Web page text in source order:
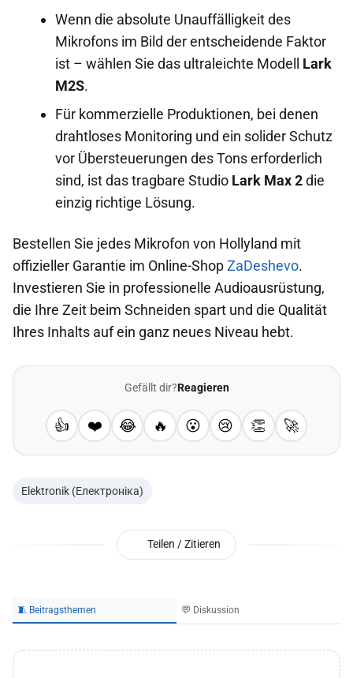
Wenn die absolute Unauffälligkeit des
Mikrofons im Bild der entscheidende Faktor
ist – wählen Sie das ultraleichte Modell Lark
M2S.
Für kommerzielle Produktionen, bei denen
drahtloses Monitoring und ein solider Schutz
vor Übersteuerungen des Tons erforderlich
sind, ist das tragbare Studio Lark Max 2die
einzig richtige Lösung.
Bestellen Sie jedes Mikrofon von Hollyland mit
offizieller Garantie im Online-ShopZaDeshevo.
Investieren Sie in professionelle Audioausrüstung,
die Ihre Zeit beim Schneiden spart und die Qualität
Ihres Inhalts auf ein ganz neues Niveau hebt.
Gefällt dir?Reagieren
👍 ❤️ 😂 🔥 😮 😢 👏 🚀
Elektronik (Електроніка)
Teilen / Zitieren
🧵 Beitragsthemen 💬 Diskussion